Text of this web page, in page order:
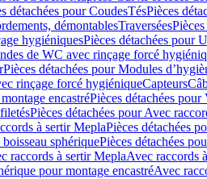
détachées pour CoudesTésPièces
démontablesTraversées
hygiéniquesPièces détachées pour
de WC avec rinçage forcé
Pièces détachées pour Modules
rinçage forcé hygiéniqueCapteurs
encastréPièces détachées
Pièces détachées pour Avec
à sertir MeplaPièces détachées
sphériquePièces détachées
raccords à sertir MeplaAvec raccords
pour montage encastréAvec